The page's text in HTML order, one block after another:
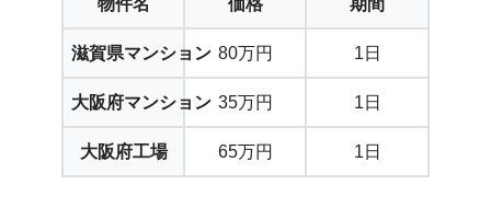
物件名 価格 期間
滋賀県マンション 80万円 1日
大阪府マンション 35万円 1日
大阪府工場 65万円 1日